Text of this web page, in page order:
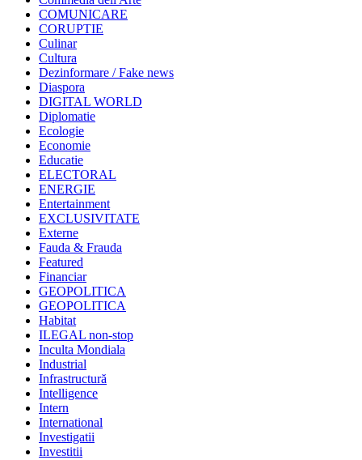
COMUNICARE
CORUPTIE
Culinar
Cultura
Dezinformare / Fake news
Diaspora
DIGITAL WORLD
Diplomatie
Ecologie
Economie
Educatie
ELECTORAL
ENERGIE
Entertainment
EXCLUSIVITATE
Externe
Fauda & Frauda
Featured
Financiar
GEOPOLITICA
GEOPOLITICA
Habitat
ILEGAL non-stop
Inculta Mondiala
Industrial
Infrastructură
Intelligence
Intern
International
Investigatii
Investitii